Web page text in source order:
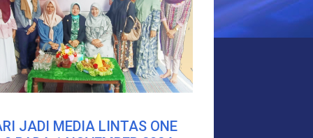
JADI MEDIA LINTAS ONE